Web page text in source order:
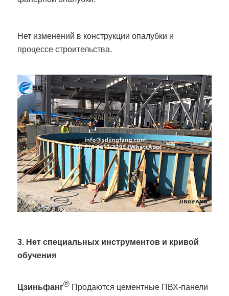
Нет изменений в конструкции опалубки и
процессе строительства.
3. Нет специальных инструментов и кривой
обучения
Цзиньфанг® Продаются цементные ПВХ-панели